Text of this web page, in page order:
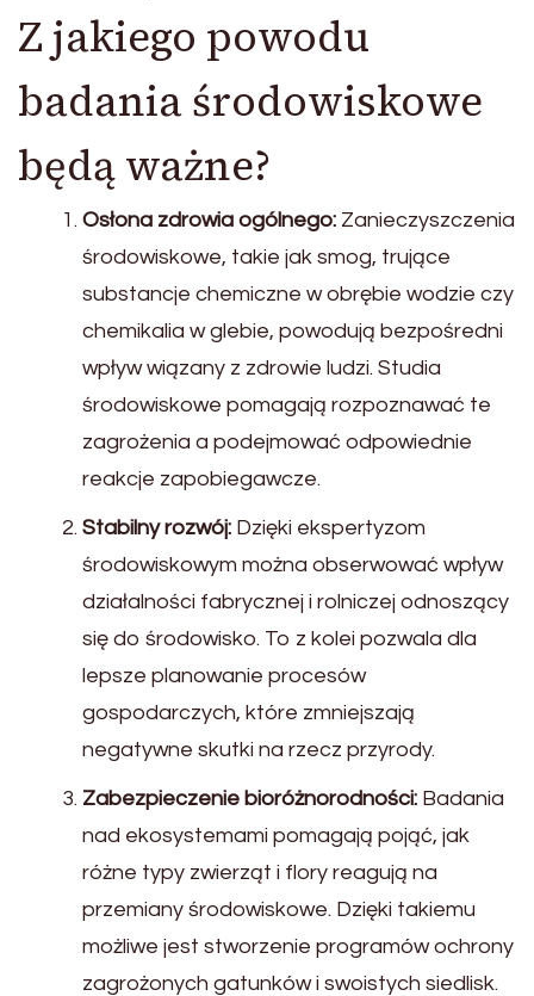
Z jakiego powodu
badania środowiskowe
będą ważne?
Osłona zdrowia ogólnego: Zanieczyszczenia
środowiskowe, takie jak smog, trujące
substancje chemiczne w obrębie wodzie czy
chemikalia w glebie, powodują bezpośredni
wpływ wiązany z zdrowie ludzi. Studia
środowiskowe pomagają rozpoznawać te
zagrożenia a podejmować odpowiednie
reakcje zapobiegawcze.
Stabilny rozwój: Dzięki ekspertyzom
środowiskowym można obserwować wpływ
działalności fabrycznej i rolniczej odnoszący
się do środowisko. To z kolei pozwala dla
lepsze planowanie procesów
gospodarczych, które zmniejszają
negatywne skutki na rzecz przyrody.
Zabezpieczenie bioróżnorodności: Badania
nad ekosystemami pomagają pojąć, jak
różne typy zwierząt i flory reagują na
przemiany środowiskowe. Dzięki takiemu
możliwe jest stworzenie programów ochrony
zagrożonych gatunków i swoistych siedlisk.